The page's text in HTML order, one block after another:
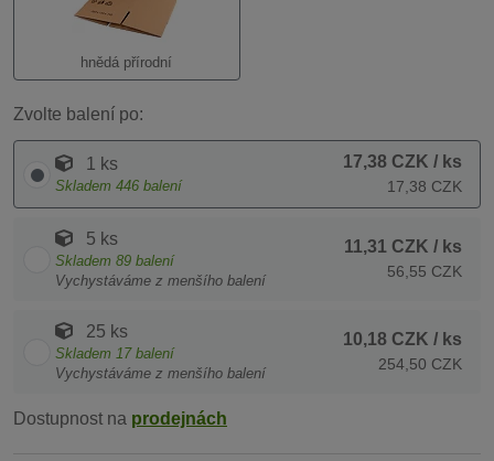
hnědá přírodní
Zvolte balení po:
1 ks
Skladem 446 balení
17,38 CZK / ks
17,38 CZK
5 ks
Skladem 89 balení
Vychystáváme z menšího balení
11,31 CZK / ks
56,55 CZK
25 ks
Skladem 17 balení
Vychystáváme z menšího balení
10,18 CZK / ks
254,50 CZK
Dostupnost na prodejnách